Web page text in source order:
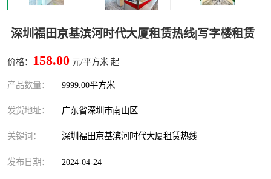
深圳福田京基滨河时代大厦租赁热线|写字楼租赁
价格： 158.00 元/平方米 起
产品数量： 9999.00平方米
发货地址： 广东省深圳市南山区
关键词： 深圳福田京基滨河时代大厦租赁热线
发布日期： 2024-04-24
车公庙
中心区
南山区 西丽